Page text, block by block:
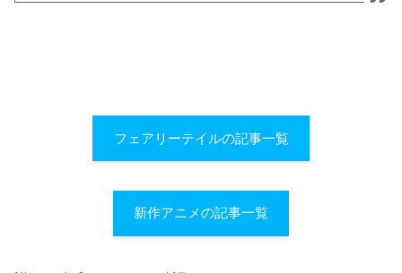
フェアリーテイルの記事一覧
新作アニメの記事一覧